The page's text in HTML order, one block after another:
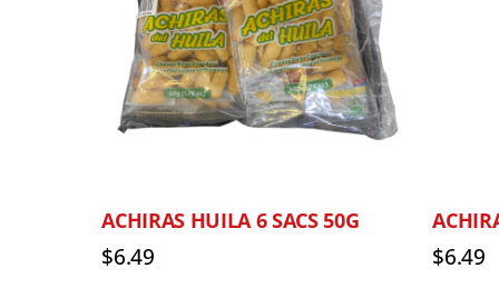
ACHIRAS HUILA 6 SACS 50G
$6.49 $6.49